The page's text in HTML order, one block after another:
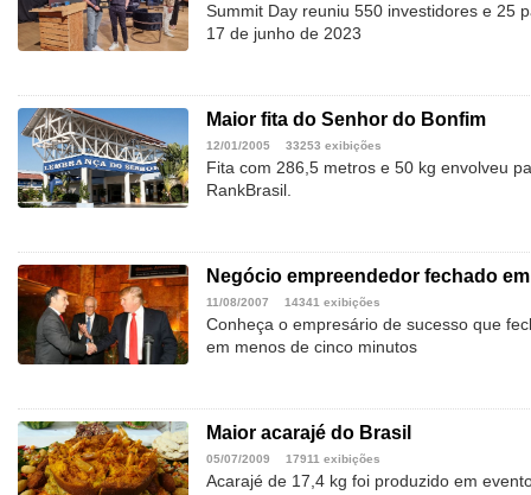
Summit Day reuniu 550 investidores e 25
17 de junho de 2023
Maior fita do Senhor do Bonfim
12/01/2005 33253 exibições
Fita com 286,5 metros e 50 kg envolveu
RankBrasil.
Negócio empreendedor fechado
11/08/2007 14341 exibições
Conheça o empresário de sucesso que
em menos de cinco minutos
Maior acarajé do Brasil
05/07/2009 17911 exibições
Acarajé de 17,4 kg foi produzido em